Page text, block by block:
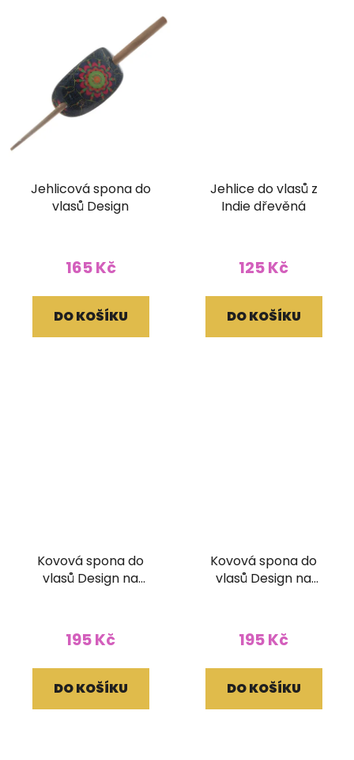
Jehlicová spona do
vlasů Design
165 Kč
DO KOŠÍKU
Jehlice do vlasů z
Indie dřevěná
125 Kč
DO KOŠÍKU
Kovová spona do
vlasů Design na
195 Kč
DO KOŠÍKU
Kovová spona do
vlasů Design na
195 Kč
DO KOŠÍKU